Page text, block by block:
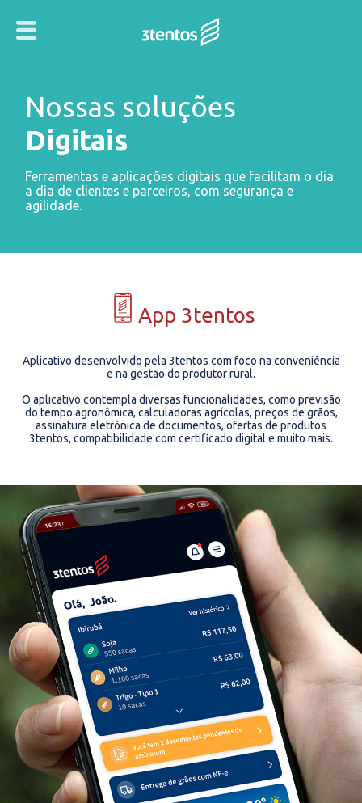
Nossas soluções
Digitais
Ferramentas e aplicações digitais que facilitam o dia
a dia de clientes e parceiros, com segurança e
agilidade.
App 3tentos
Aplicativo desenvolvido pela 3tentos com foco na conveniência
e na gestão do produtor rural.
O aplicativo contempla diversas funcionalidades, como previsão
do tempo agronômica, calculadoras agrícolas, preços de grãos,
assinatura eletrônica de documentos, ofertas de produtos
3tentos, compatibilidade com certificado digital e muito mais.